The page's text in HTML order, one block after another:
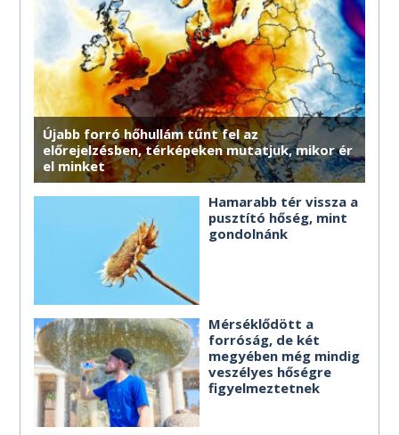
MÉG TÖBB HOROSZKÓP
Újabb forró hőhullám tűnt fel az
előrejelzésben, térképeken mutatjuk, mikor ér
el minket
Hamarabb tér vissza a
pusztító hőség, mint
gondolnánk
Mérséklődött a
forróság, de két
megyében még mindig
veszélyes hőségre
figyelmeztetnek